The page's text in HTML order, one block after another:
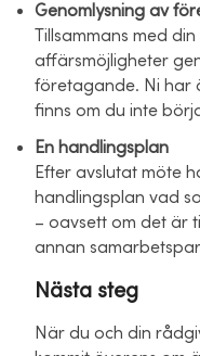
Genomlysning av
Tillsammans med
affärsmöjligheter
företagande. Ni har
finns om du inte
En handlingsplan
Efter avslutat möte
handlingsplan vad
– oavsett om det är
annan
Nästa steg
När du och din